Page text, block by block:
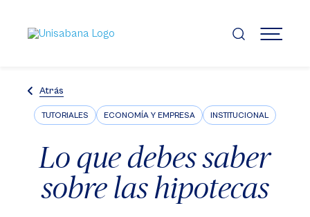
contenido
principal
MENÚ
Atrás
TUTORIALES ECONOMÍA Y EMPRESA INSTITUCIONAL
Lo que debes saber
sobre las hipotecas